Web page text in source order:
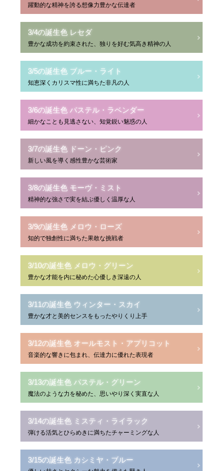
躍動的な精神を誇る想像力豊かな伝達者
3/4の誕生色 レセダ
豊かな成功を約束された、独りを好む気高き精神の人
3/5の誕生色 ブルー・ライト
知恵深くカリスマ性に満ちた非凡の人
3/6の誕生色 パステル・ラベンダー
細かなことも見逃さない、知覚鋭い魅惑の人
3/7の誕生色 ドーン・ピンク
新しい風を導く感性豊かな芸術家
3/8の誕生色 モーヴ・ミスト
精神的な強さで実を結ぶ優しく温厚な人
3/9の誕生色 メロウ・ローズ
知的で独創性に満ちた果敢な挑戦者
3/10の誕生色 メロウ・グリーン
豊かな才能を内に秘めた心優しき深遠の人
3/11の誕生色 ウィンター・スカイ
豊かな才と美的センスをもったやりくり上手
3/12の誕生色 オールモスト・アプリコット
音楽的な響きに包まれ、伝達力に優れた表現者
3/13の誕生色 パステル・グリーン
魔法のような力を秘めた、思いやり深く実直な人
3/14の誕生色 ミスティ・ライラック
弾ける活気とひらめきに満ちたチャーミングな人
3/15の誕生色 カシミヤ・ブルー